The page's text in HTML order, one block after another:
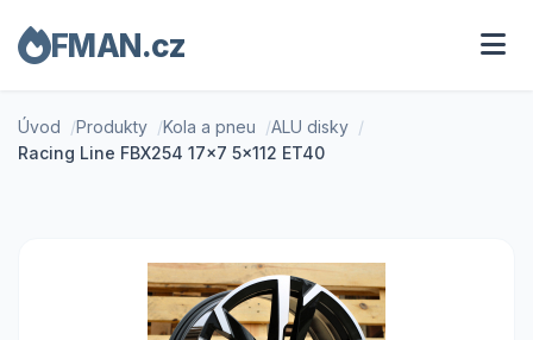
FMAN.cz
Úvod Produkty Kola a pneu
ALU disky
Racing Line FBX254 17x7 5x112 ET40